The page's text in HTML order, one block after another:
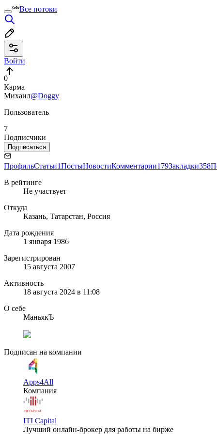
Все потоки
Войти
0
Карма
Михаил@Doggy
Пользователь
7
Подписчики
Подписаться
ПрофильСтатьи1ПостыНовостиКомментарии179Закладки358
В рейтинге
Не участвует
Откуда
Казань, Татарстан, Россия
Дата рождения
1 января 1986
Зарегистрирован
15 августа 2007
Активность
18 августа 2024 в 11:08
О себе
МаньякЪ
Подписан на компании
Apps4All
Компания
ITI Capital
Лучший онлайн-брокер для работы на бирже